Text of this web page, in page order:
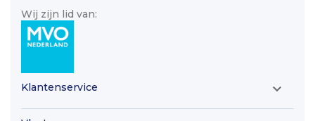
Wij zijn lid van:
Klantenservice 